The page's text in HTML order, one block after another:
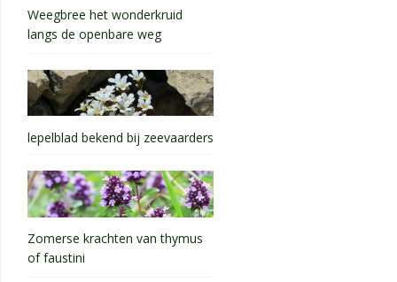
Weegbree het wonderkruid
langs de openbare weg
lepelblad bekend bij zeevaarders
Zomerse krachten van thymus
of faustini